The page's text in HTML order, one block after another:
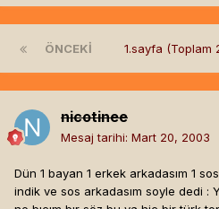
ÖNCEKI 1.sayfa (Toplam
nicotinee
Mesaj tarihi: Mart 20, 2003
Dün 1 bayan 1 erkek arkadasım 1
indik ve sos arkadasım soyle dedi :